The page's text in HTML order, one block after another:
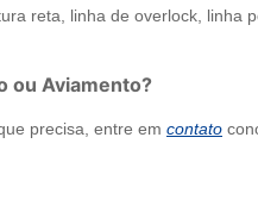
reta, linha de overlock,
ou Aviamento?
precisa, entre em contato